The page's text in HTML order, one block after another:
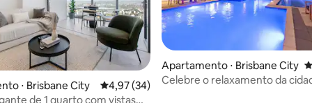
de 5, 18 avaliações
⋅ Brisbane City 4,97 de uma avaliação média de 5, 34
4,97 (34)
de 1 quarto com vistas
Apartamento ⋅ Brisbane City
Celebre o relaxamento da